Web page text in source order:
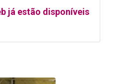
já estão disponíveis